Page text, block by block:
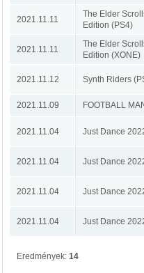
2021.11.11
The Elder
Edition (PS4)
2021.11.11
The Elder
Edition (XONE)
2021.11.12 Synth Riders
2021.11.09 FOOTBALL
2021.11.04 Just Dance
2021.11.04 Just Dance
2021.11.04 Just Dance
2021.11.04 Just Dance
Eredmények: 14